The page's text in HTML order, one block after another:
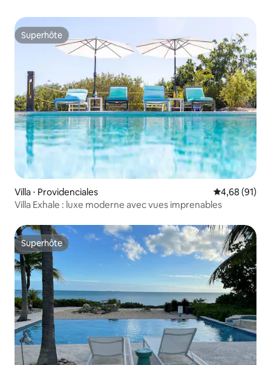
Superhôte
Superhôte
Villa ⋅ Providenciales Évaluation
4,68 (91)
Villa Exhale : luxe moderne avec vues imprenables
Superhôte
Superhôte